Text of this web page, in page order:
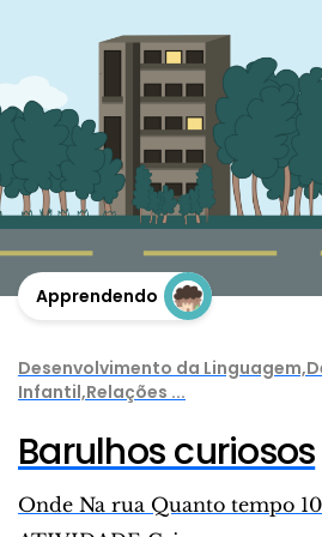
Apprendendo
Desenvolvimento da
Infantil,Relações ...
Barulhos curiosos
Onde Na rua Quanto tempo